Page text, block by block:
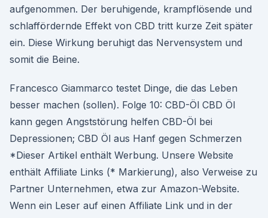
aufgenommen. Der beruhigende, krampflösende und
schlaffördernde Effekt von CBD tritt kurze Zeit später
ein. Diese Wirkung beruhigt das Nervensystem und
somit die Beine.
Francesco Giammarco testet Dinge, die das Leben
besser machen (sollen). Folge 10: CBD-Öl CBD Öl
kann gegen Angststörung helfen CBD-Öl bei
Depressionen; CBD Öl aus Hanf gegen Schmerzen
*Dieser Artikel enthält Werbung. Unsere Website
enthält Affiliate Links (* Markierung), also Verweise zu
Partner Unternehmen, etwa zur Amazon-Website.
Wenn ein Leser auf einen Affiliate Link und in der